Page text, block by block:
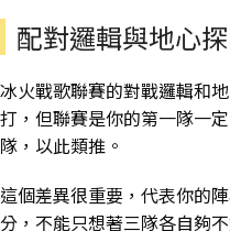
配對邏輯與地心
冰火戰歌聯賽的對戰邏輯和
打，但聯賽是你的第一隊一
隊，以此類推。
這個差異很重要，代表你的
分，不能只想著三隊各自夠